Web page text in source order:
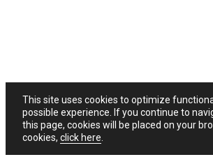
This site uses cookies to optimize
possible experience. If you continue to
this page, cookies will be placed on your
cookies, click here